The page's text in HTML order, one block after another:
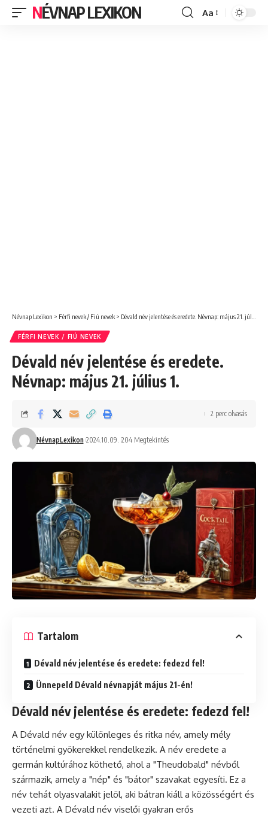
NÉVNAP LEXIKON
Font
Aa
Névnap Lexikon > Férfi nevek / Fiú nevek > Dévald név jelentése és eredete. Névnap: május 21. július 1.
FÉRFI NEVEK / FIÚ NEVEK
Dévald név jelentése és eredete.
Névnap: május 21. július 1.
NévnapLexikon 2024.10.09. 204 Megtekintés
2 perc olvasás
Tartalom
Dévald név jelentése és eredete: fedezd fel!
Ünnepeld Dévald névnapját május 21-én!
Dévald név jelentése és eredete: fedezd fel!
A Dévald név egy különleges és ritka név, amely mély
történelmi gyökerekkel rendelkezik. A név eredete a
germán kultúrához köthető, ahol a "Theudobald" névből
származik, amely a "nép" és "bátor" szavakat egyesíti. Ez a
név tehát olyasvalakit jelöl, aki bátran kiáll a közösségért és
vezeti azt. A Dévald név viselői gyakran erős